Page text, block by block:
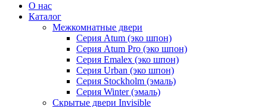
О нас
Каталог
Межкомнатные двери
Серия Atum (эко шпон)
Серия Atum Pro (эко шпон)
Серия Emalex (эко шпон)
Серия Urban (эко шпон)
Серия Stockholm (эмаль)
Серия Winter (эмаль)
Скрытые двери Invisible